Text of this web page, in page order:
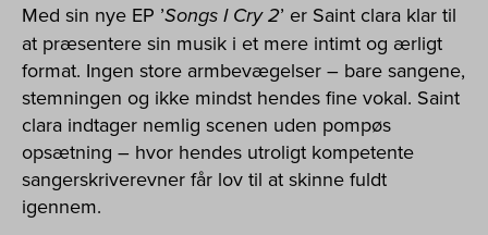
Med sin nye EP ’Songs I Cry 2’ er Saint clara klar til
at præsentere sin musik i et mere intimt og ærligt
format. Ingen store armbevægelser – bare sangene,
stemningen og ikke mindst hendes fine vokal. Saint
clara indtager nemlig scenen uden pompøs
opsætning – hvor hendes utroligt kompetente
sangerskriverevner får lov til at skinne fuldt
igennem.